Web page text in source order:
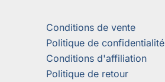
Conditions de vente
Politique de confidentialité
Conditions d'affiliation
Politique de retour